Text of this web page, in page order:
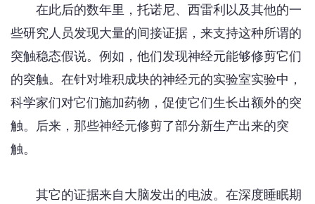
在此后的数年里，托诺尼、西雷利以及其他的一
些研究人员发现大量的间接证据，来支持这种所谓的
突触稳态假说。例如，他们发现神经元能够修剪它们
的突触。在针对堆积成块的神经元的实验室实验中，
科学家们对它们施加药物，促使它们生长出额外的突
触。后来，那些神经元修剪了部分新生产出来的突
触。
其它的证据来自大脑发出的电波。在深度睡眠期